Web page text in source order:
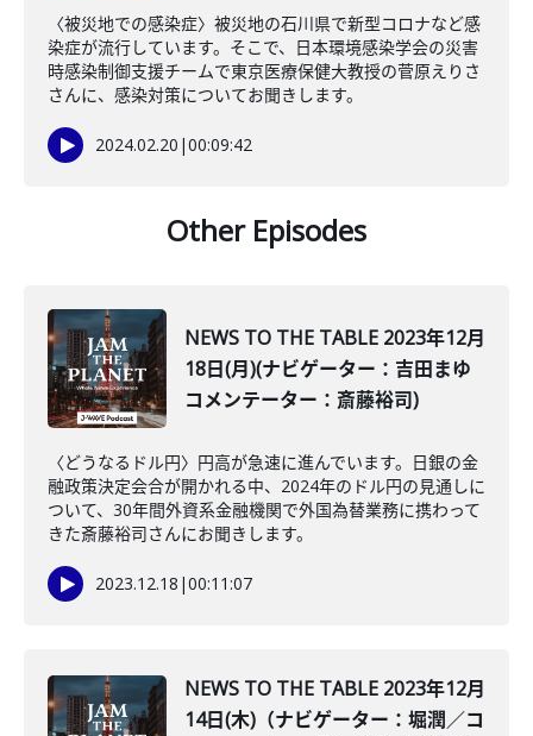
〈被災地での感染症〉被災地の石川県で新型コロナなど感
染症が流行しています。そこで、日本環境感染学会の災害
時感染制御支援チームで東京医療保健大教授の菅原えりさ
さんに、感染対策についてお聞きします。
2024.02.20 |00:09:42
Other Episodes
NEWS TO THE TABLE 2023年12月
18日(月)(ナビゲーター：吉田まゆ
コメンテーター：斎藤裕司)
〈どうなるドル円〉円高が急速に進んでいます。日銀の金
融政策決定会合が開かれる中、2024年のドル円の見通しに
ついて、30年間外資系金融機関で外国為替業務に携わって
きた斎藤裕司さんにお聞きします。
2023.12.18 |00:11:07
NEWS TO THE TABLE 2023年12月
14日(木)（ナビゲーター：堀潤／コ